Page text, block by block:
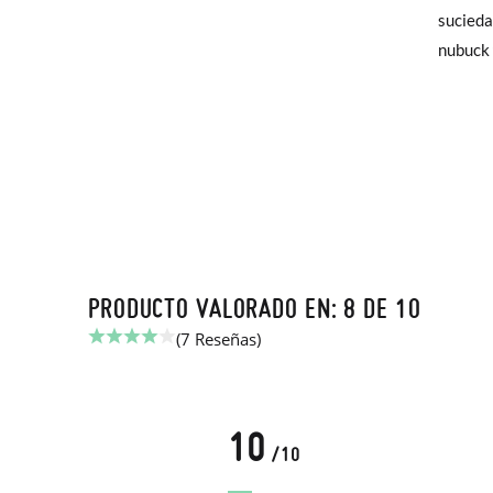
elijas,
para
PRODUCTO VALORADO EN: 8 DE 10
(7 Reseñas)
10 /10